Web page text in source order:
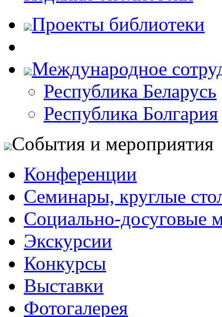
Проекты библиотеки
Международное
Республика Беларусь
Республика Болгария
События и мероприятия
Конференции
Семинары, круглые
Социально-досуговые
Экскурсии
Конкурсы
Выставки
Фотогалерея